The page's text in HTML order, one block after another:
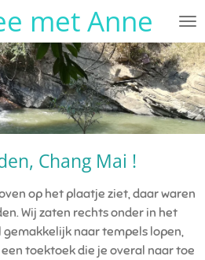
met Anne
Chang Mai !
op het plaatje ziet, daar waren
Wij zaten rechts onder in het
naar tempels lopen,
toektoek die je overal naar toe